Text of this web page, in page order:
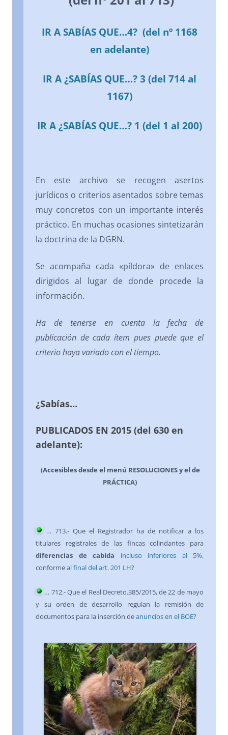
IR A SABÍAS QUE…4? (del nº 1168
en adelante)
IR A ¿SABÍAS QUE…? 3 (del 714 al
1167)
IR A ¿SABÍAS QUE…? 1 (del 1 al 200)
En este archivo se recogen asertos
jurídicos o criterios asentados sobre temas
muy concretos con un importante interés
práctico. En muchas ocasiones sintetizarán
la doctrina de la DGRN.
Se acompaña cada «píldora» de enlaces
dirigidos al lugar de donde procede la
información.
Ha de tenerse en cuenta la fecha de
publicación de cada ítem pues puede que el
criterio haya variado con el tiempo.
¿Sabías…
PUBLICADOS EN 2015 (del 630 en
adelante):
(Accesibles desde el menú RESOLUCIONES y el de
PRÁCTICA)
… 713.- Que el Registrador ha de notificar a los
titulares registrales de las fincas colindantes para
diferencias de cabida incluso inferiores al 5%,
conformeal final del art. 201 LH?
… 712.- Que el Real Decreto.385/2015, de 22 de mayo
y su orden de desarrollo regulan la remisión de
documentos para la inserción deanuncios en el BOE?